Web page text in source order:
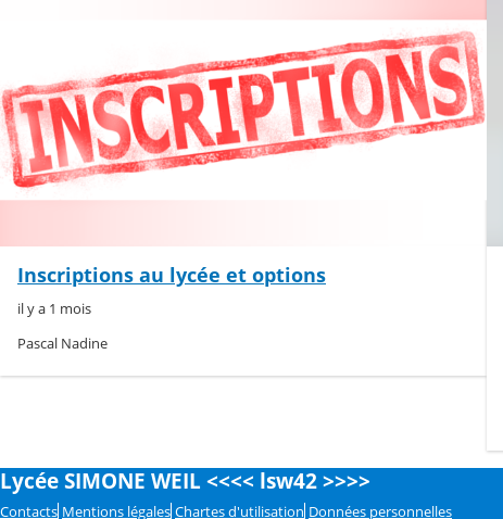
Inscriptions au lycée et options
il y a 1 mois
Pascal Nadine
Lycée SIMONE WEIL <<<< lsw42 >>>>
Contacts Mentions légales Chartes d'utilisation Données personnelles